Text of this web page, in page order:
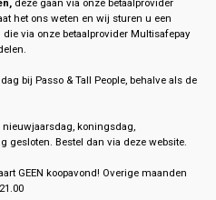
het ons weten en wij sturen u een
via onze betaalprovider Multisafepay
bij Passo & Tall People, behalve als de
nieuwjaarsdag, koningsdag,
gesloten. Bestel dan via deze website.
GEEN koopavond! Overige maanden